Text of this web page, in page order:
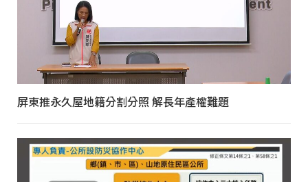
屏東推永久屋地籍分割分照 解長年產權難題